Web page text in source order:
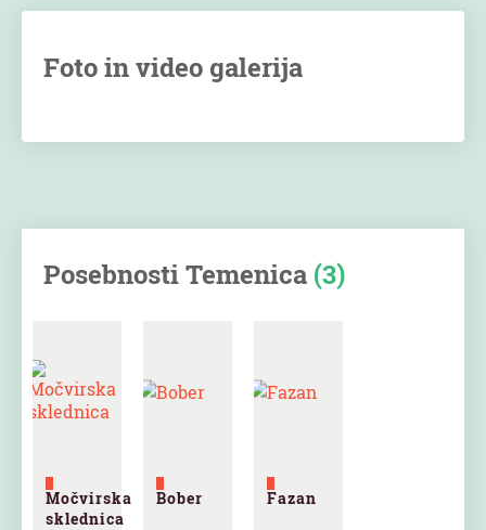
Foto in video galerija
Posebnosti Temenica (3)
Močvirska
sklednica
Bober Fazan